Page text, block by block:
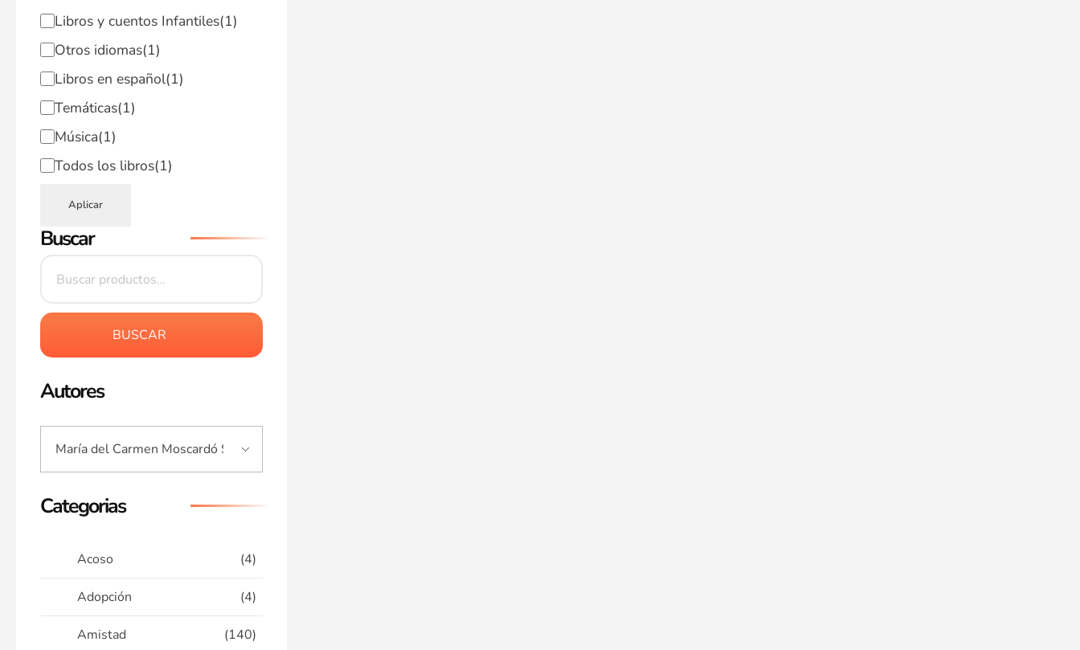
Libros y cuentos Infantiles(1)
Otros idiomas(1)
Libros en español(1)
Temáticas(1)
Música(1)
Todos los libros(1)
Aplicar
Buscar
BUSCAR
Autores
Categorias
Acoso (4)
Adopción (4)
Amistad (140)